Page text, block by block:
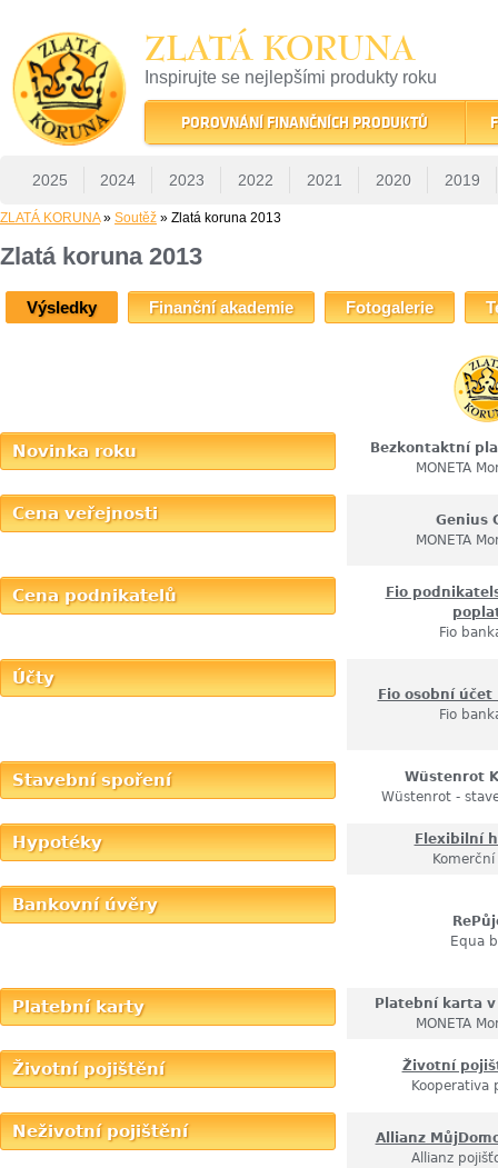
ZLATÁ KORUNA
Inspirujte se nejlepšími produkty roku
22 let tradice a kvality na finančním trhu
POROVNÁNÍ FINANČNÍCH PRODUKTŮ
2025 2024 2023 2022 2021 2020 2019
ZLATÁ KORUNA» Soutěž » Zlatá koruna 2013
Zlatá koruna 2013
Výsledky Finanční akademie Fotogalerie
Novinka roku
Bezkontaktní
MONETA
Cena veřejnosti
Genius
MONETA
Cena podnikatelů
Fio
Fio
Účty
Fio osobní
Fio
Stavební spoření
Wüstenrot
Wüstenrot -
Hypotéky
Flexibilní
Bankovní úvěry
Equa
Platební karty
Platební karta
MONETA
Životní pojištění
Životní
Kooperativa
Neživotní pojištění
Allianz
Allianz